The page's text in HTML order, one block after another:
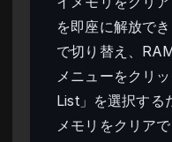
を即座に解放で
で切り替え、
メニューをクリ
List」を選択する
メモリをクリアで